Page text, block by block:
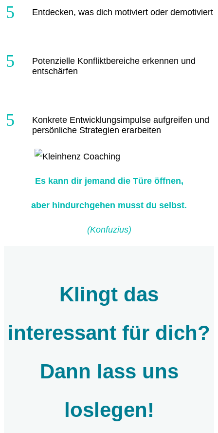
Entdecken, was dich motiviert oder demotiviert
Potenzielle Konfliktbereiche erkennen und
entschärfen
Konkrete Entwicklungsimpulse aufgreifen und
persönliche Strategien erarbeiten
Es kann dir jemand die Türe öffnen,
aber hindurchgehen musst du selbst.
(Konfuzius)
Klingt das
interessant für dich?
Dann lass uns
loslegen!